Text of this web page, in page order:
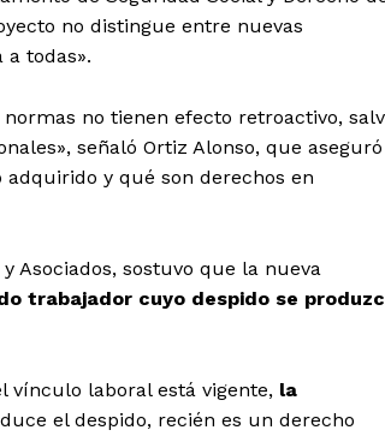
no distingue entre nuevas
todas».
no tienen efecto retroactivo,
señaló Ortiz Alonso, que aseguró
y qué son derechos en
Asociados, sostuvo que la nueva
trabajador cuyo despido se
vínculo laboral está vigente, la
el despido, recién es un derecho